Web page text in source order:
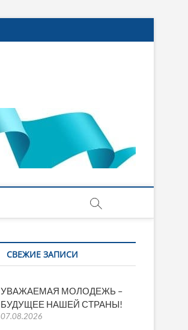
СВЕЖИЕ ЗАПИСИ
УВАЖАЕМАЯ МОЛОДЕЖЬ –
БУДУЩЕЕ НАШЕЙ СТРАНЫ!
07.08.2026